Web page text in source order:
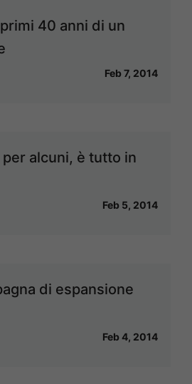
40 anni di un
Feb 7, 2014
alcuni, è tutto in
Feb 5, 2014
di espansione
Feb 4, 2014